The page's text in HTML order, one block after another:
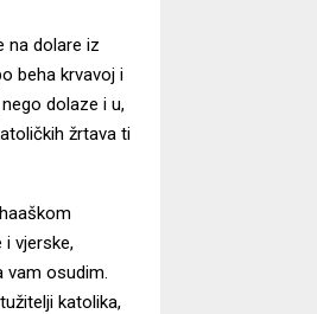
na dolare iz
beha krvavoj i
dolaze i u,
žrtava ti
vjerske,
osudim.
katolika,